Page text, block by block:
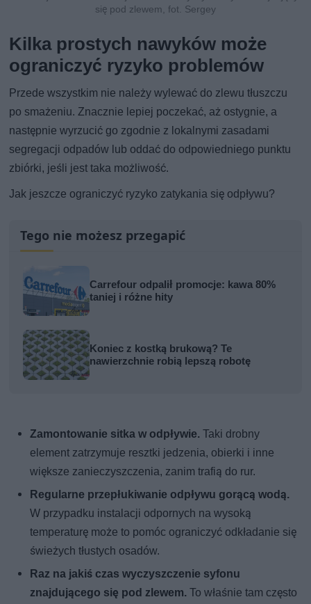
się pod zlewem, fot. Sergey
Kilka prostych nawyków może
ograniczyć ryzyko problemów
Przede wszystkim nie należy wylewać do zlewu tłuszczu
po smażeniu. Znacznie lepiej poczekać, aż ostygnie, a
następnie wyrzucić go zgodnie z lokalnymi zasadami
segregacji odpadów lub oddać do odpowiedniego punktu
zbiórki, jeśli jest taka możliwość.
Jak jeszcze ograniczyć ryzyko zatykania się odpływu?
Tego nie możesz przegapić
Carrefour odpalił promocje: kawa 80%
taniej i różne hity
Koniec z kostką brukową? Te
nawierzchnie robią lepszą robotę
Zamontowanie sitka w odpływie.Taki drobny
element zatrzymuje resztki jedzenia, obierki i inne
większe zanieczyszczenia, zanim trafią do rur.
Regularne przepłukiwanie odpływu gorącą wodą.
W przypadku instalacji odpornych na wysoką
temperaturę może to pomóc ograniczyć odkładanie się
świeżych tłustych osadów.
Raz na jakiś czas wyczyszczenie syfonu
znajdującego się pod zlewem. To właśnie tam często